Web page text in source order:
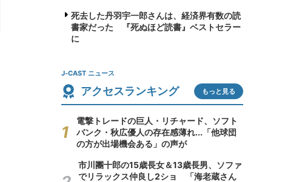
死去した丹羽宇一郎さんは、経済界有数の読
書家だった 『死ぬほど読書』ベストセラー
に
J-CAST ニュース
アクセスランキング もっと見る
電撃トレードの巨人・リチャード、ソフト
バンク・秋広優人の存在感薄れ...「他球団
の方が出場機会ある」の声が
市川團十郎の15歳長女＆13歳長男、ソファ
でリラックス仲良し2ショ 「海老蔵さん